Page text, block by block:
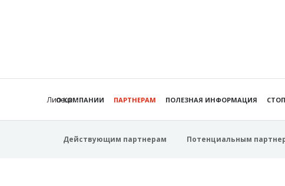
Липецк
О КОМПАНИИ ПАРТНЕРАМ ПОЛЕЗНАЯ ИНФОРМАЦИЯ
Действующим партнерам Потенциальным